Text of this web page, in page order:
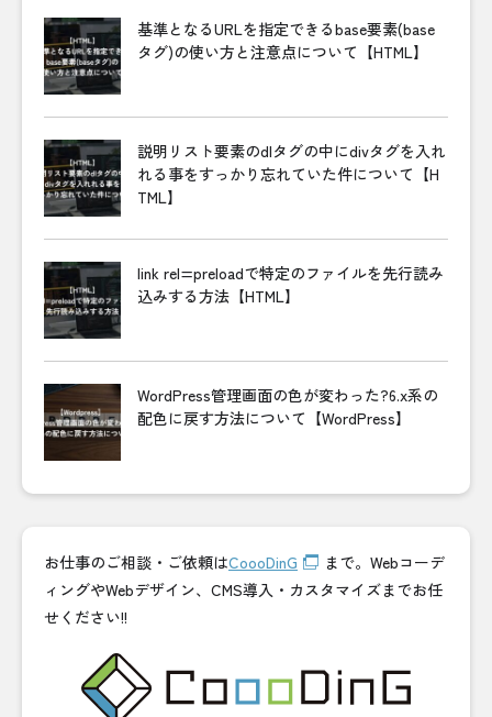
基準となるURLを指定できるbase要素(base
タグ)の使い方と注意点について【HTML】
説明リスト要素のdlタグの中にdivタグを入れ
れる事をすっかり忘れていた件について【H
TML】
link rel=preloadで特定のファイルを先行読み
込みする方法【HTML】
WordPress管理画面の色が変わった?6.x系の
配色に戻す方法について【WordPress】
お仕事のご相談・ご依頼はCoooDinG
まで。Webコーデ
ィングやWebデザイン、CMS導入・カスタマイズまでお任
せください!!